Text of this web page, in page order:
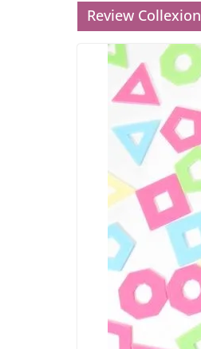
Review Collexion